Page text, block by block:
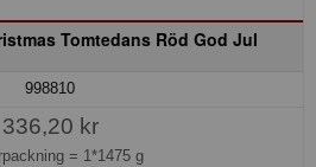
Tomtedans Röd God Jul
998810
336,20 kr
= 1*1475 g